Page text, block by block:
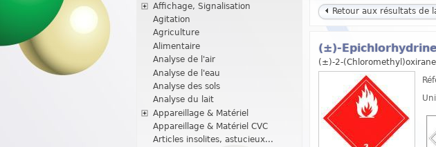
Affichage, Signalisation
Agitation
Agriculture
Alimentaire
Analyse de l'air
Analyse de l'eau
Analyse des sols
Analyse du lait
Appareillage & Matériel
Appareillage & Matériel CVC
Articles insolites, astucieux...
Retour aux résultats de
(±)-
(±)-2-